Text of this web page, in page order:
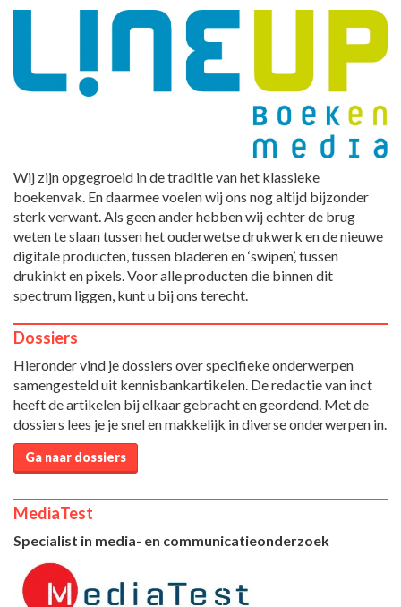
Wij zijn opgegroeid in de traditie van het klassieke
boekenvak. En daarmee voelen wij ons nog altijd bijzonder
sterk verwant. Als geen ander hebben wij echter de brug
weten te slaan tussen het ouderwetse drukwerk en de nieuwe
digitale producten, tussen bladeren en ‘swipen’, tussen
drukinkt en pixels. Voor alle producten die binnen dit
spectrum liggen, kunt u bij ons terecht.
Dossiers
Hieronder vind je dossiers over specifieke onderwerpen
samengesteld uit kennisbankartikelen. De redactie van inct
heeft de artikelen bij elkaar gebracht en geordend. Met de
dossiers lees je je snel en makkelijk in diverse onderwerpen in.
Ga naar dossiers
MediaTest
Specialist in media- en communicatieonderzoek